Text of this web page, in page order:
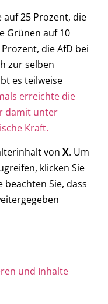
auf 25 Prozent, die
Grünen auf 10
die AfD bei
zur selben
es teilweise
erreichte die
damit unter
Kraft.
von X. Um
klicken Sie
Sie, dass
und Inhalte